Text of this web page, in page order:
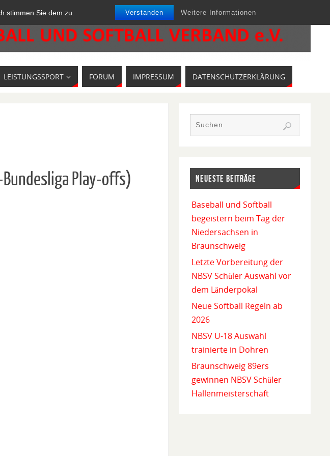
stimmen Sie dem zu. Verstanden Weitere Informationen
LEISTUNGSSPORT FORUM IMPRESSUM DATENSCHUTZERKLÄRUNG
Play-offs) NEUESTE BEITRÄGE
Baseball und Softball
begeistern beim Tag der
Niedersachsen in
Braunschweig
Letzte Vorbereitung der
NBSV Schüler Auswahl vor
dem Länderpokal
Neue Softball Regeln ab
2026
NBSV U-18 Auswahl
trainierte in Dohren
Braunschweig 89ers
gewinnen NBSV Schüler
Hallenmeisterschaft